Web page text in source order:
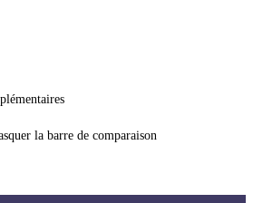
la barre de comparaison